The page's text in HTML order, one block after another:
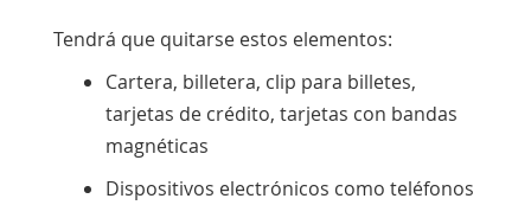
Tendrá que quitarse estos elementos:
Cartera, billetera, clip para billetes,
tarjetas de crédito, tarjetas con bandas
magnéticas
Dispositivos electrónicos como teléfonos